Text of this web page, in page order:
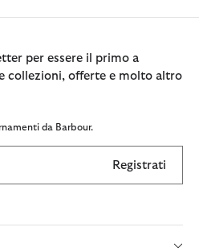
per essere il primo a
collezioni, offerte e molto altro
da Barbour.
Registrati